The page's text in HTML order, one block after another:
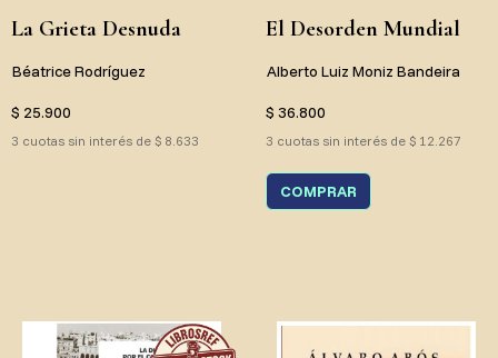
La Grieta Desnuda
Béatrice Rodríguez
$ 25.900
3 cuotas sin interés de $ 8.633
El Desorden Mundial
Alberto Luiz Moniz Bandeira
$ 36.800
3 cuotas sin interés de $ 12.267
COMPRAR